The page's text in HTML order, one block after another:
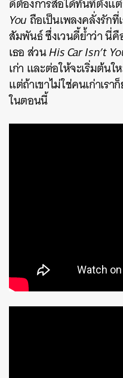
Youถือเป็นเพลงคลั่งรัก
สัมพันธ์ ซึ่งเวนดี้ย้ำว่า นี่
เธอ ส่วนHis Car Isn’t
เก่า และต่อให้จะเริ่มต้น
แต่ถ้าเขาไม่ใช่คนเก่าเร
ในตอนนี้